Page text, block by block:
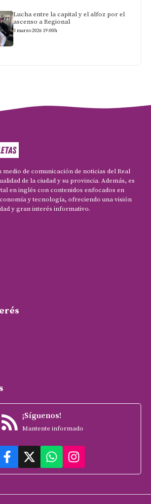
Lucha entre la capital y el alfoz por el
ascenso a Regional
3 marzo 2026 19:00h
medio de comunicación de noticias del Real
de la ciudad y su provincia. Además, es
en inglés con contenidos enfocados en
y tecnología, ofreciendo una visión
y gran interés informativo.
¡Síguenos!
Mantente informado